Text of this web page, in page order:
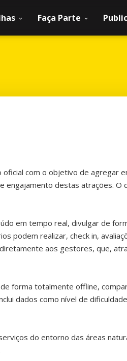
Faça Parte
com o objetivo de agregar
destas atrações. O
em tempo real, divulgar de
podem realizar, check in,
aos gestores, que,
forma totalmente offline,
dados como nível de
do entorno das áreas